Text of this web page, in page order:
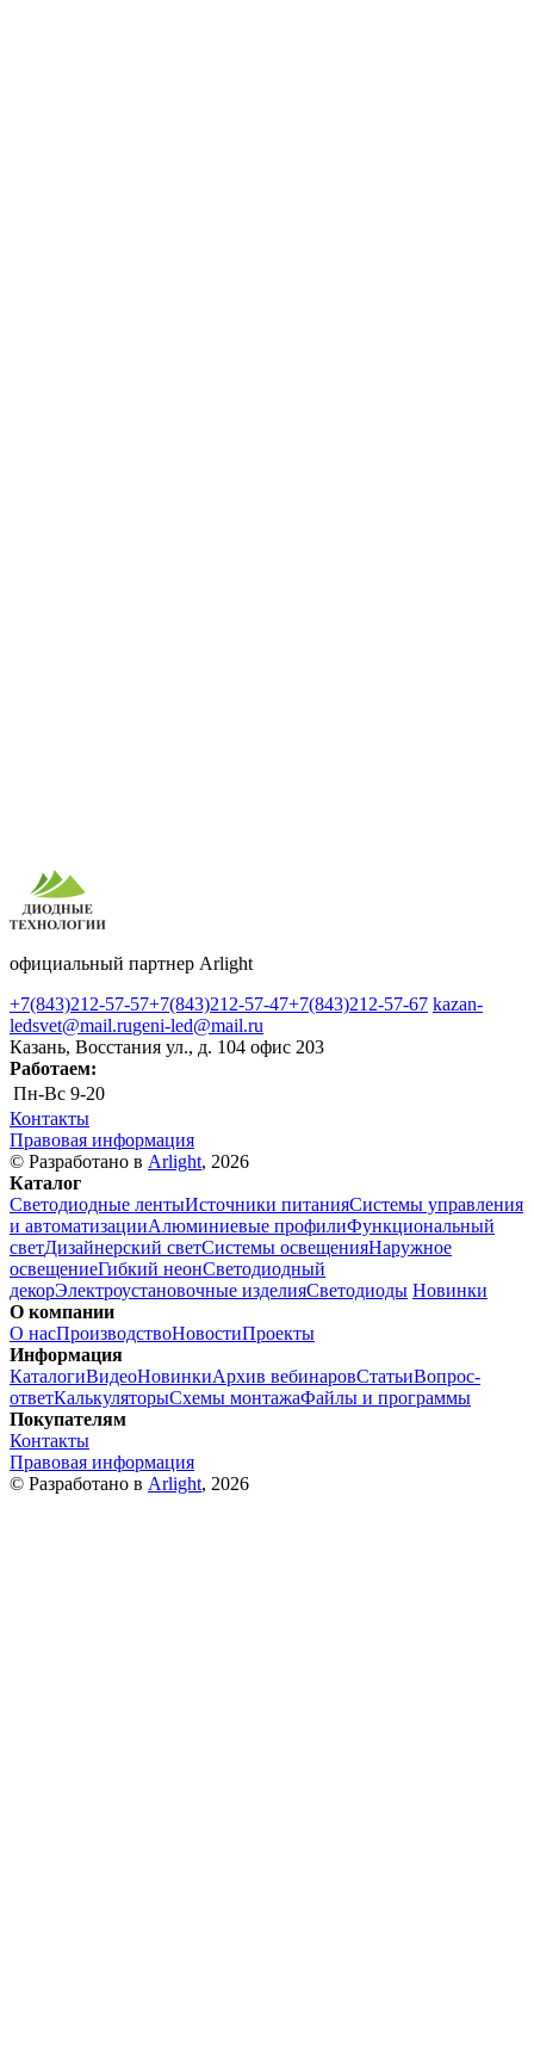
официальный партнер Arlight
+7(843)212-57-57+7(843)212-57-47+7(843)212-57-67 kazan-
ledsvet@mail.rugeni-led@mail.ru
Казань, Восстания ул., д. 104 офис 203
Работаем:
Пн-Вс 9-20
Контакты
Правовая информация
© Разработано в Arlight, 2026
Каталог
Светодиодные лентыИсточники питанияСистемы управления
и автоматизацииАлюминиевые профилиФункциональный
светДизайнерский светСистемы освещенияНаружное
освещениеГибкий неонСветодиодный
декорЭлектроустановочные изделияСветодиоды Новинки
О компании
О насПроизводствоНовостиПроекты
Информация
КаталогиВидеоНовинкиАрхив вебинаровСтатьиВопрос-
ответКалькуляторыСхемы монтажаФайлы и программы
Покупателям
Контакты
Правовая информация
© Разработано в Arlight, 2026